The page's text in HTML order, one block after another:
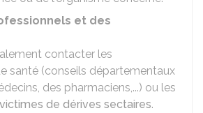
et des
contacter les
santé (conseils départementaux
des pharmaciens,...) ou les
de dérives sectaires.